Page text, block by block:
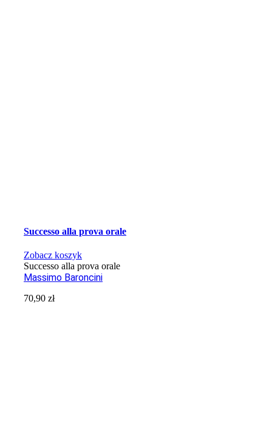
Successo alla prova orale
Zobacz koszyk
Successo alla prova orale
Massimo Baroncini
70,90zł